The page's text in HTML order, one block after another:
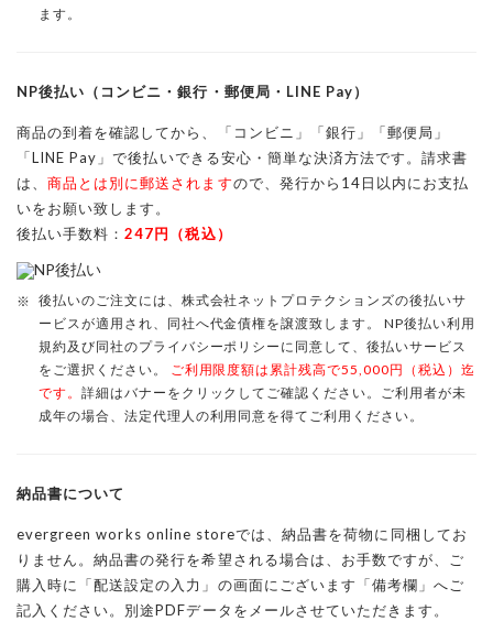
ます。
NP後払い（コンビニ・銀行・郵便局・LINE Pay）
商品の到着を確認してから、「コンビニ」「銀行」「郵便局」
「LINE Pay」で後払いできる安心・簡単な決済方法です。請求書
は、商品とは別に郵送されますので、発行から14日以内にお支払
いをお願い致します。
後払い手数料：247円（税込）
後払いのご注文には、 株式会社ネットプロテクションズの後払いサ
ービスが適用され、同社へ代金債権を譲渡致します。 NP後払い利用
規約及び同社のプライバシーポリシー に同意して、後払いサービス
をご選択ください。
ご利用限度額は累計残高で55,000円（税込）迄
です。 詳細はバナーをクリックしてご確認ください。ご利用者が未
成年の場合、法定代理人の利用同意を得てご利用ください。
納品書について
evergreen works online storeでは、納品書を荷物に同梱してお
りません。納品書の発行を希望される場合は、お手数ですが、ご
購入時に「配送設定の入力」の画面にございます「備考欄」へご
記入ください。別途PDFデータをメールさせていただきます。